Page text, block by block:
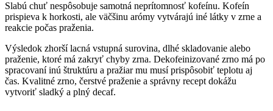
Slabú chuť nespôsobuje samotná neprítomnosť kofeínu. Kofeín
prispieva k horkosti, ale väčšinu arómy vytvárajú iné látky v zrne a
reakcie počas praženia.
Výsledok zhorší lacná vstupná surovina, dlhé skladovanie alebo
praženie, ktoré má zakryť chyby zrna. Dekofeinizované zrno má po
spracovaní inú štruktúru a pražiar mu musí prispôsobiť teplotu aj
čas. Kvalitné zrno, čerstvé praženie a správny recept dokážu
vytvoriť sladký a plný decaf.